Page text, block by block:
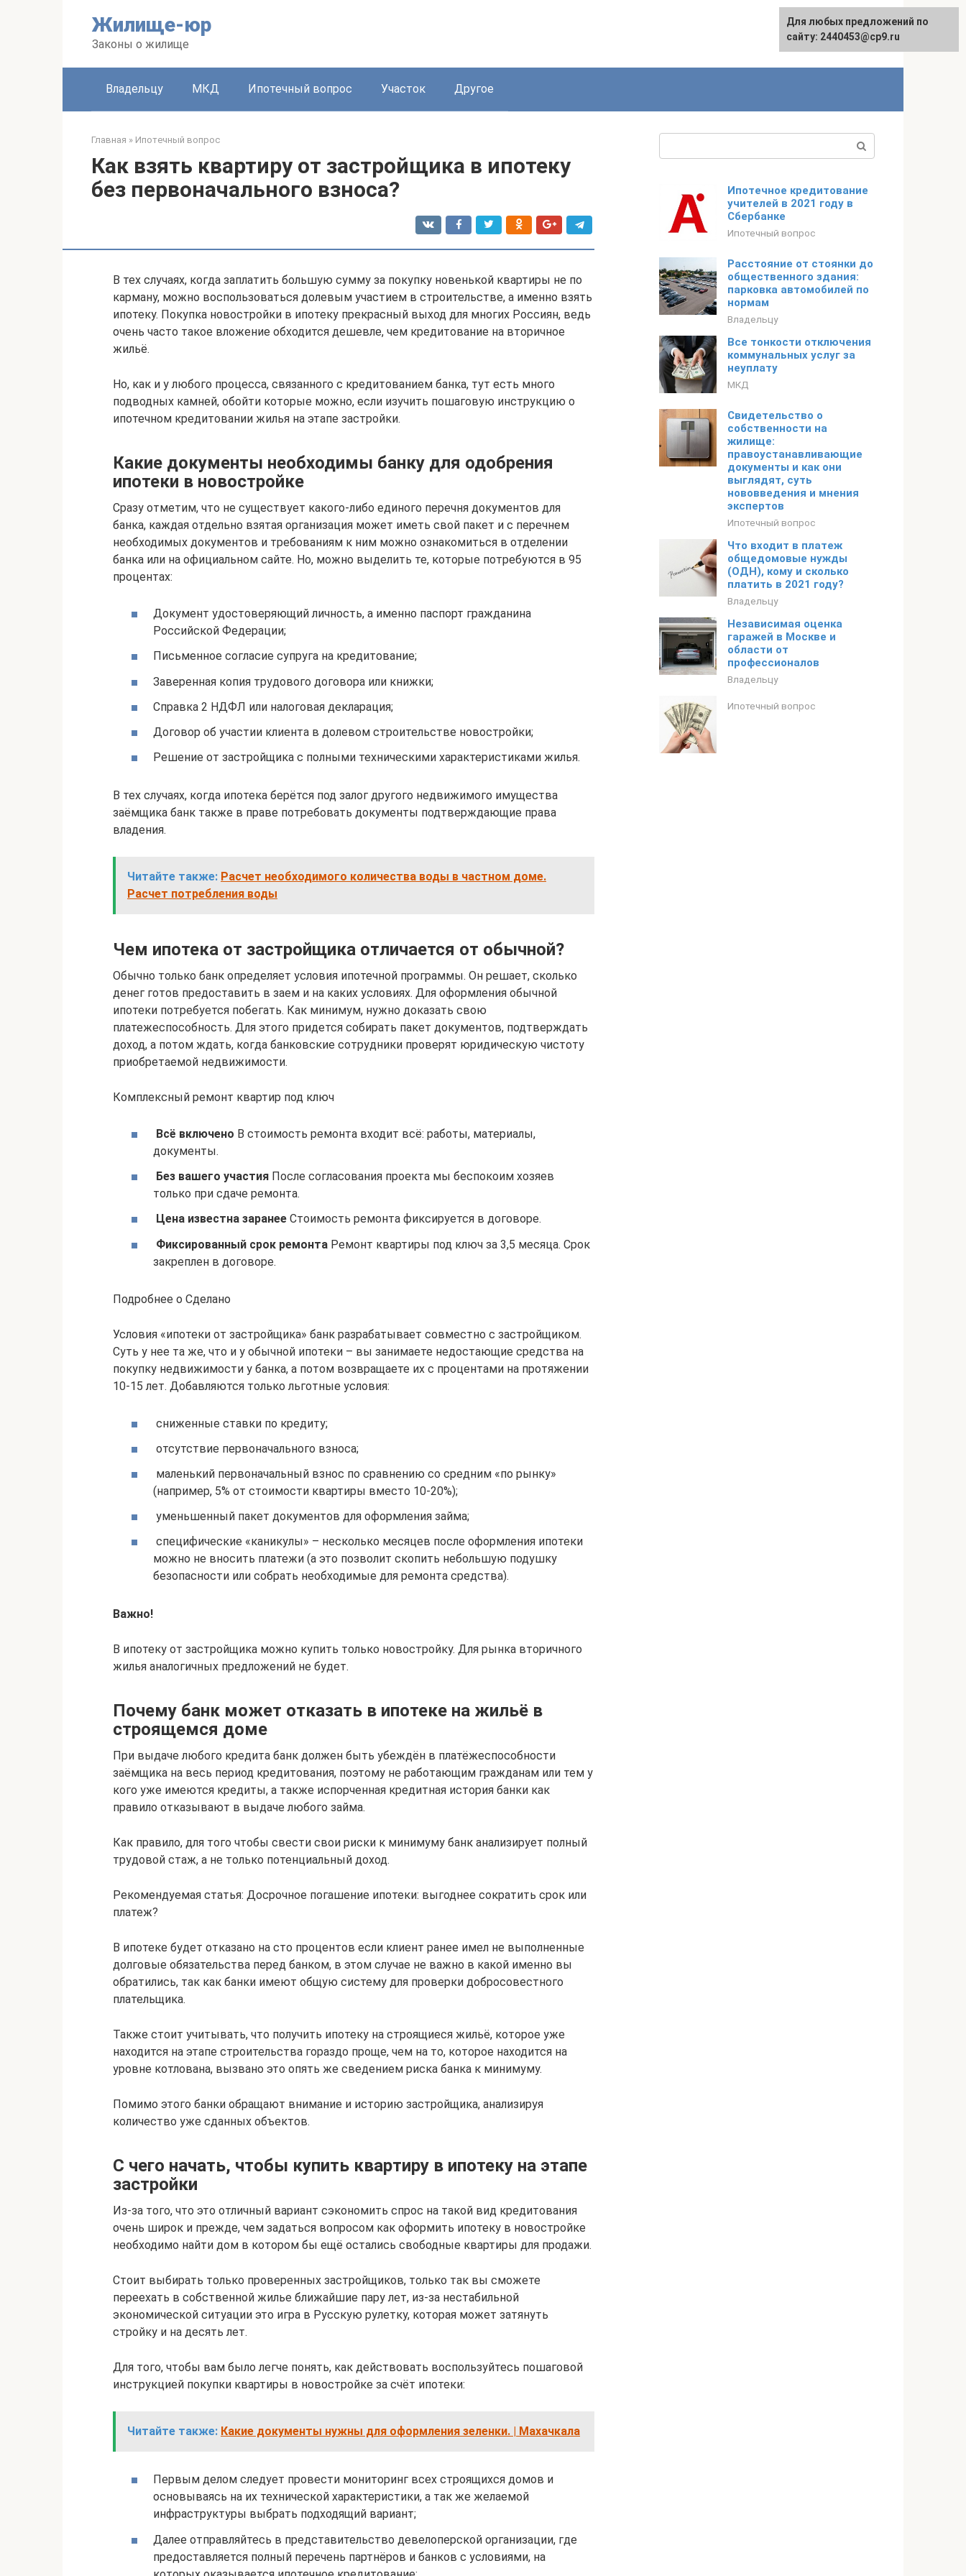
Жилище-юр
Законы о жилище
Владельцу МКД Ипотечный вопрос Участок Другое
Главная » Ипотечный вопрос
Как взять квартиру от застройщика в ипотеку
без первоначального взноса?
В тех случаях, когда заплатить большую сумму за покупку новенькой квартиры не по
карману, можно воспользоваться долевым участием в строительстве, а именно взять
ипотеку. Покупка новостройки в ипотеку прекрасный выход для многих Россиян, ведь
очень часто такое вложение обходится дешевле, чем кредитование на вторичное
жильё.
Но, как и у любого процесса, связанного с кредитованием банка, тут есть много
подводных камней, обойти которые можно, если изучить пошаговую инструкцию о
ипотечном кредитовании жилья на этапе застройки.
Какие документы необходимы банку для одобрения
ипотеки в новостройке
Сразу отметим, что не существует какого-либо единого перечня документов для
банка, каждая отдельно взятая организация может иметь свой пакет и с перечнем
необходимых документов и требованиям к ним можно ознакомиться в отделении
банка или на официальном сайте. Но, можно выделить те, которые потребуются в 95
процентах:
Документ удостоверяющий личность, а именно паспорт гражданина
Российской Федерации;
Письменное согласие супруга на кредитование;
Заверенная копия трудового договора или книжки;
Справка 2 НДФЛ или налоговая декларация;
Договор об участии клиента в долевом строительстве новостройки;
Решение от застройщика с полными техническими характеристиками жилья.
В тех случаях, когда ипотека берётся под залог другого недвижимого имущества
заёмщика банк также в праве потребовать документы подтверждающие права
владения.
Читайте также: Расчет необходимого количества воды в частном доме.
Расчет потребления воды
Чем ипотека от застройщика отличается от обычной?
Обычно только банк определяет условия ипотечной программы. Он решает, сколько
денег готов предоставить в заем и на каких условиях. Для оформления обычной
ипотеки потребуется побегать. Как минимум, нужно доказать свою
платежеспособность. Для этого придется собирать пакет документов, подтверждать
доход, а потом ждать, когда банковские сотрудники проверят юридическую чистоту
приобретаемой недвижимости.
Комплексный ремонт квартир под ключ
Всё включено В стоимость ремонта входит всё: работы, материалы,
документы.
Без вашего участия После согласования проекта мы беспокоим хозяев
только при сдаче ремонта.
Цена известна заранее Стоимость ремонта фиксируется в договоре.
Фиксированный срок ремонта Ремонт квартиры под ключ за 3,5 месяца. Срок
закреплен в договоре.
Подробнее о Сделано
Условия «ипотеки от застройщика» банк разрабатывает совместно с застройщиком.
Суть у нее та же, что и у обычной ипотеки – вы занимаете недостающие средства на
покупку недвижимости у банка, а потом возвращаете их с процентами на протяжении
10-15 лет. Добавляются только льготные условия:
сниженные ставки по кредиту;
отсутствие первоначального взноса;
маленький первоначальный взнос по сравнению со средним «по рынку»
(например, 5% от стоимости квартиры вместо 10-20%);
уменьшенный пакет документов для оформления займа;
специфические «каникулы» – несколько месяцев после оформления ипотеки
можно не вносить платежи (а это позволит скопить небольшую подушку
безопасности или собрать необходимые для ремонта средства).
Важно!
В ипотеку от застройщика можно купить только новостройку. Для рынка вторичного
жилья аналогичных предложений не будет.
Почему банк может отказать в ипотеке на жильё в
строящемся доме
При выдаче любого кредита банк должен быть убеждён в платёжеспособности
заёмщика на весь период кредитования, поэтому не работающим гражданам или тем у
кого уже имеются кредиты, а также испорченная кредитная история банки как
правило отказывают в выдаче любого займа.
Как правило, для того чтобы свести свои риски к минимуму банк анализирует полный
трудовой стаж, а не только потенциальный доход.
Рекомендуемая статья: Досрочное погашение ипотеки: выгоднее сократить срок или
платеж?
В ипотеке будет отказано на сто процентов если клиент ранее имел не выполненные
долговые обязательства перед банком, в этом случае не важно в какой именно вы
обратились, так как банки имеют общую систему для проверки добросовестного
плательщика.
Также стоит учитывать, что получить ипотеку на строящиеся жильё, которое уже
находится на этапе строительства гораздо проще, чем на то, которое находится на
уровне котлована, вызвано это опять же сведением риска банка к минимуму.
Помимо этого банки обращают внимание и историю застройщика, анализируя
количество уже сданных объектов.
С чего начать, чтобы купить квартиру в ипотеку на этапе
застройки
Из-за того, что это отличный вариант сэкономить спрос на такой вид кредитования
очень широк и прежде, чем задаться вопросом как оформить ипотеку в новостройке
необходимо найти дом в котором бы ещё остались свободные квартиры для продажи.
Стоит выбирать только проверенных застройщиков, только так вы сможете
переехать в собственной жилье ближайшие пару лет, из-за нестабильной
экономической ситуации это игра в Русскую рулетку, которая может затянуть
стройку и на десять лет.
Для того, чтобы вам было легче понять, как действовать воспользуйтесь пошаговой
инструкцией покупки квартиры в новостройке за счёт ипотеки:
Читайте также: Какие документы нужны для оформления зеленки. | Махачкала
Первым делом следует провести мониторинг всех строящихся домов и
основываясь на их технической характеристики, а так же желаемой
инфраструктуры выбрать подходящий вариант;
Далее отправляйтесь в представительство девелоперской организации, где
предоставляется полный перечень партнёров и банков с условиями, на
Ипотечное кредитование
учителей в 2021 году в
Сбербанке
Ипотечный вопрос
Расстояние от стоянки до
общественного здания:
парковка автомобилей по
нормам
Владельцу
Все тонкости отключения
коммунальных услуг за
неуплату
МКД
Свидетельство о
собственности на
жилище:
правоустанавливающие
документы и как они
выглядят, суть
нововведения и мнения
экспертов
Ипотечный вопрос
Что входит в платеж
общедомовые нужды
(ОДН), кому и сколько
платить в 2021 году?
Владельцу
Независимая оценка
гаражей в Москве и
области от
профессионалов
Владельцу
Ипотечный вопрос
Для любых предложений по
сайту: 2440453@cp9.ru